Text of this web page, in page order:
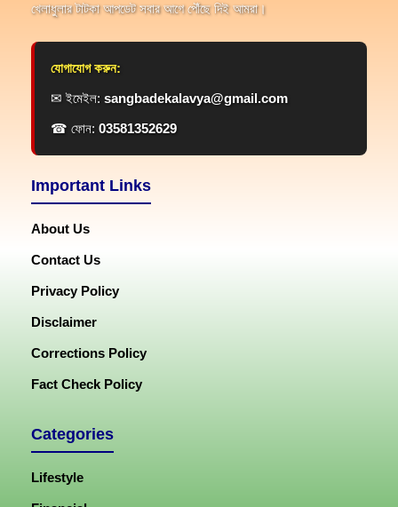
খেলাধুলার টাটকা আপডেট সবার আগে পৌঁছে দিই আমরা।
যোগাযোগ করুন:
✉ ইমেইল: sangbadekalavya@gmail.com
☎ ফোন: 03581352629
Important Links
About Us
Contact Us
Privacy Policy
Disclaimer
Corrections Policy
Fact Check Policy
Categories
Lifestyle